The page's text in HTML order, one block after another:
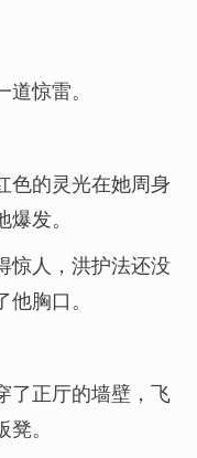
惊雷。
色的灵光在她周身
发。
惊人，洪护法还没
胸口。
了正厅的墙壁，飞
。